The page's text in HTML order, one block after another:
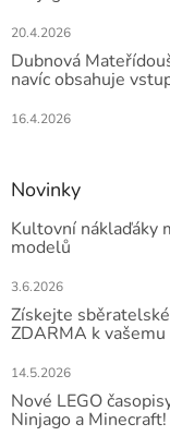
20.4.2026
Dubnová
navíc obsahuje
16.4.2026
Novinky
Kultovní náklaďáky
modelů
3.6.2026
Získejte
ZDARMA k
14.5.2026
Nové LEGO
Ninjago a Minecraft!